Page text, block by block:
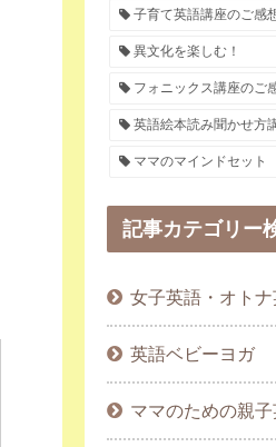
子育て英語講座のご感
異文化を楽しむ！
フォニックス講座のご
英語絵本読み聞かせ方
ママのマインドセット
記事カテゴリー
女子英語・オト
英語ベビーヨガ
ママのための親